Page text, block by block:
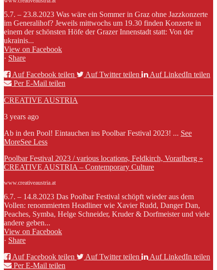
5.7. – 23.8.2023 Was wäre ein Sommer in Graz ohne Jazzkonzerte
im Generalihof? Jeweils mittwochs um 19.30 finden Konzerte in
einem der schönsten Höfe der Grazer Innenstadt statt: Von der
ukrainis...
View on Facebook
· Share
Auf Facebook teilen
Auf Twitter teilen
Auf LinkedIn teilen
Per E-Mail teilen
CREATIVE AUSTRIA
3 years ago
Ab in den Pool! Eintauchen ins Poolbar Festival 2023! ... See
MoreSee Less
Poolbar Festival 2023 / various locations, Feldkirch, Vorarlberg »
CREATIVE AUSTRIA – Contemporary Culture
www.creativeaustria.at
6.7. – 14.8.2023 Das Poolbar Festival schöpft wieder aus dem
Vollen: renommierten Headliner wie Xavier Rudd, Danger Dan,
Peaches, Symba, Helge Schneider, Kruder & Dorfmeister und viele
andere geben...
View on Facebook
· Share
Auf Facebook teilen
Auf Twitter teilen
Auf LinkedIn teilen
Per E-Mail teilen